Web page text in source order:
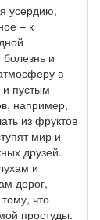
усердию,
– к
и
в
и пустым
например,
из фруктов
мир и
друзей.
и
дорог,
что
простуды.